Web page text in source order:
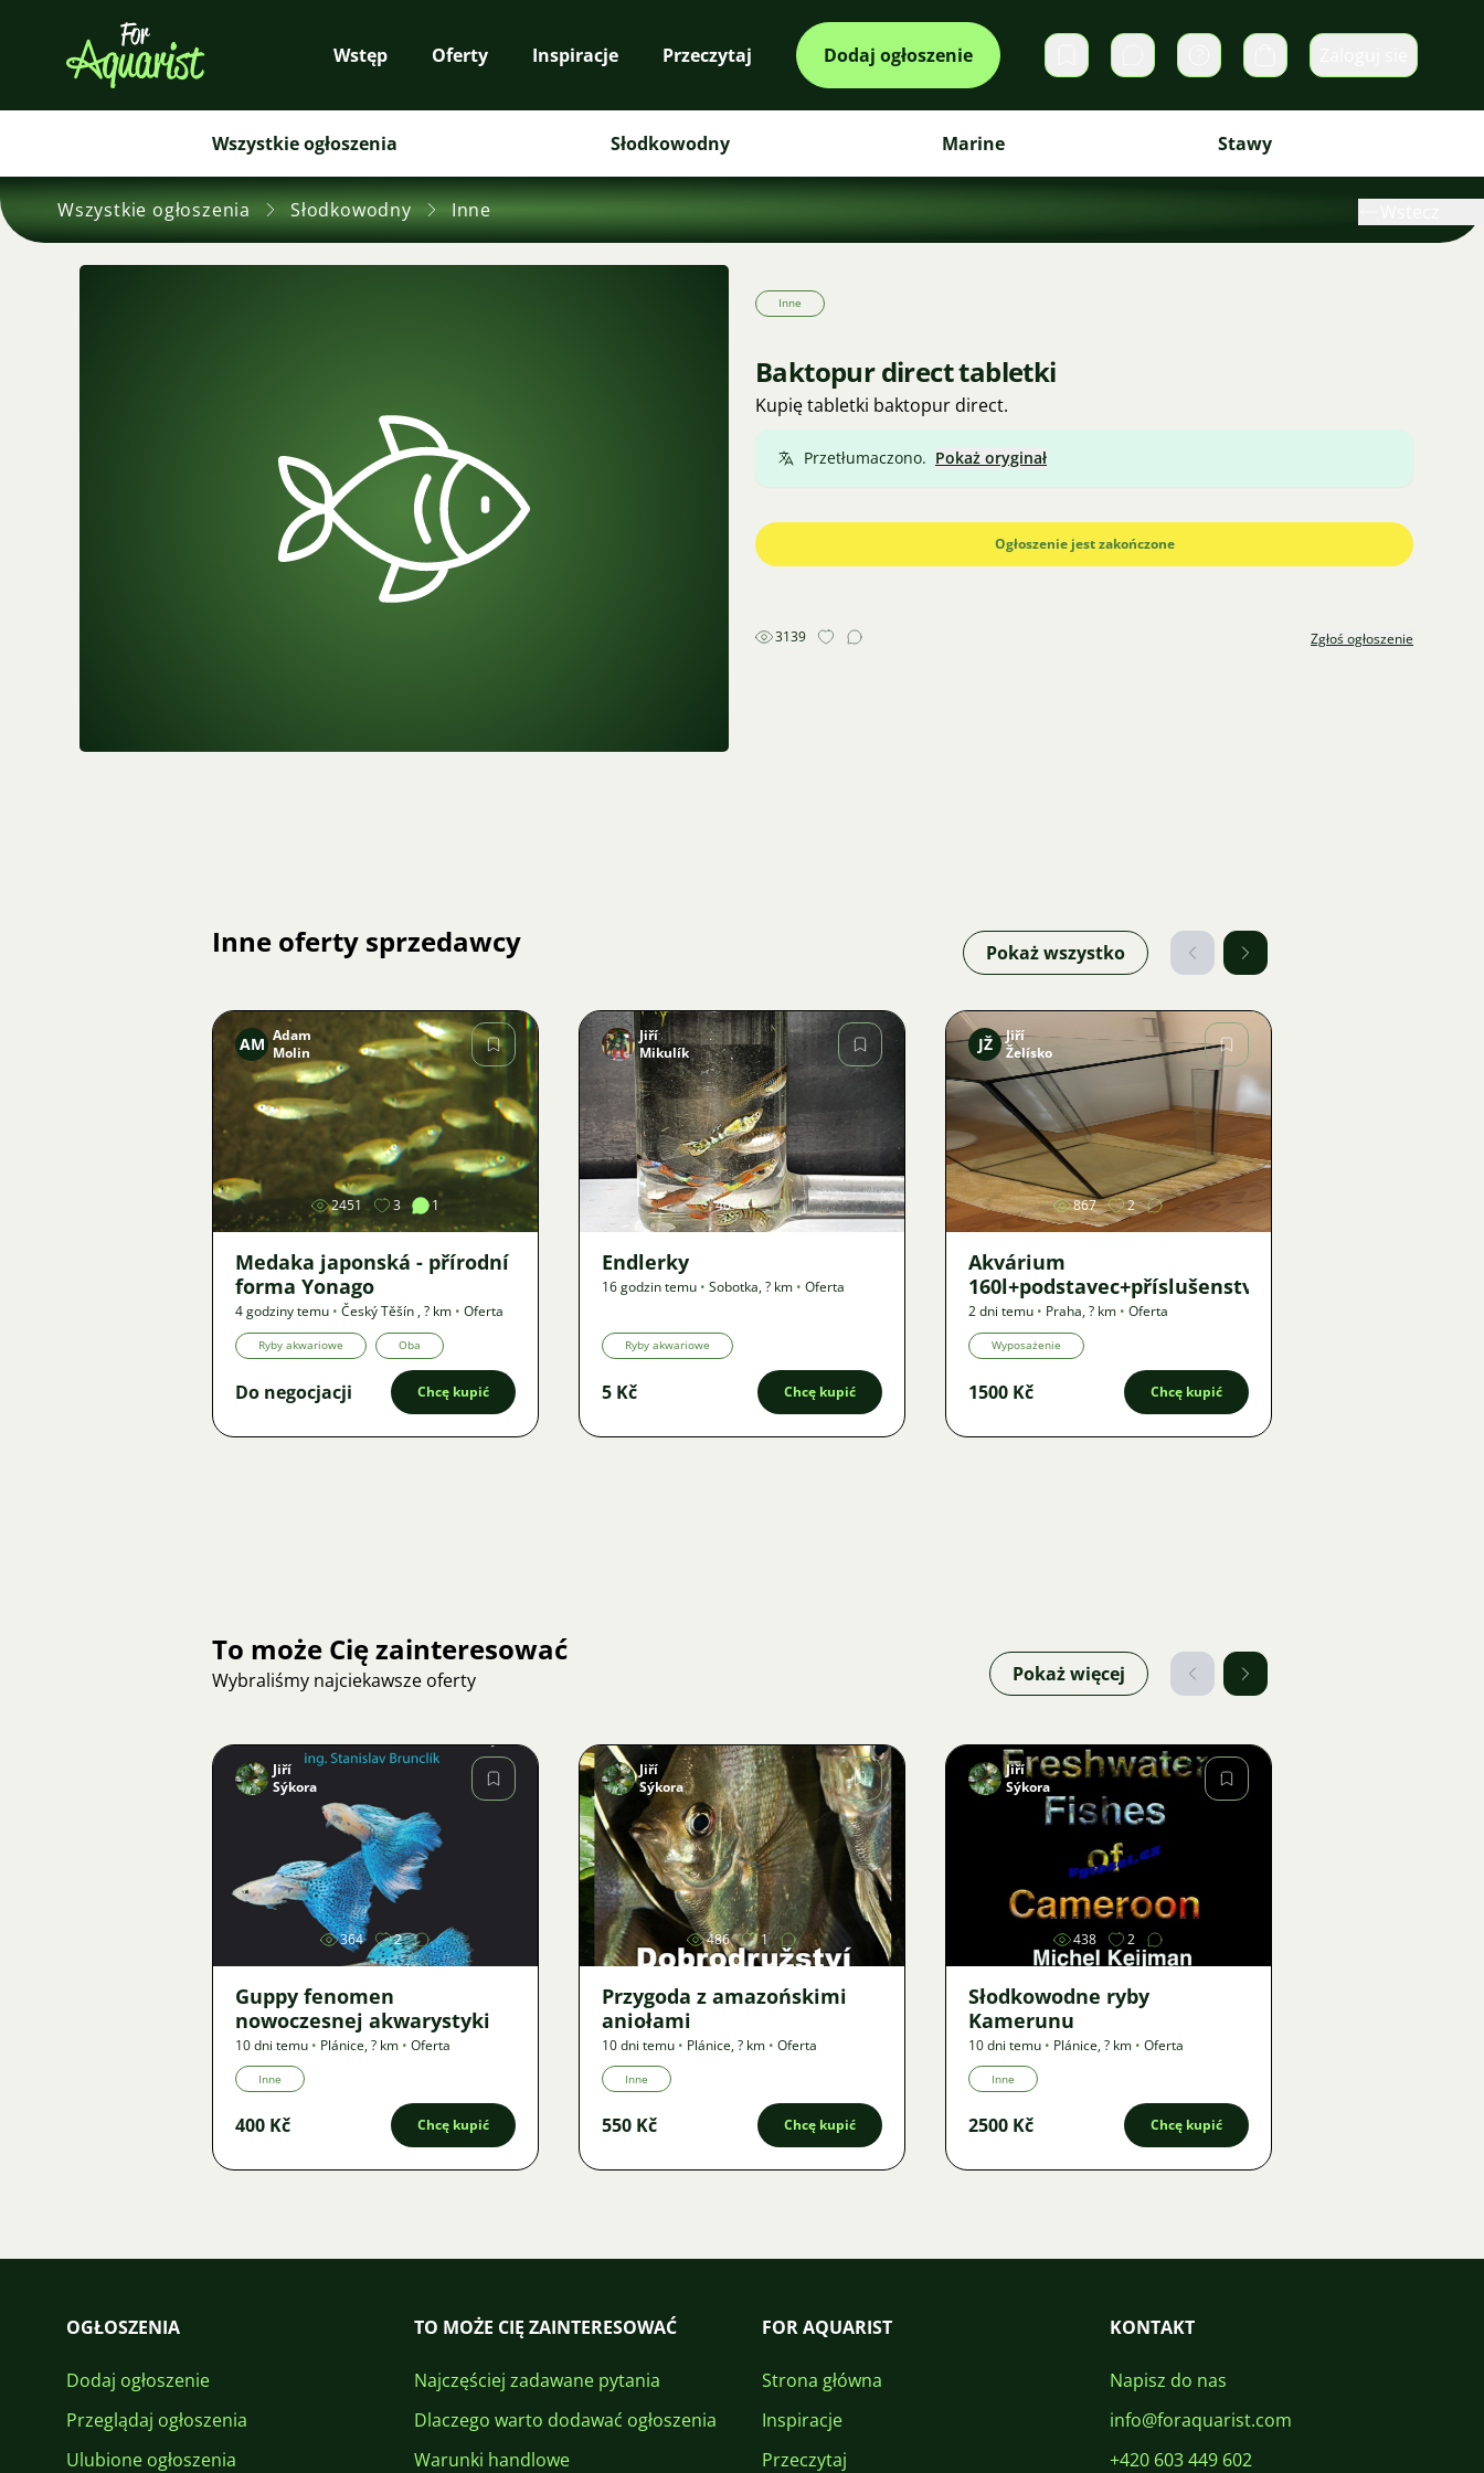
Wstęp Oferty Inspiracje Przeczytaj Dodaj ogłoszenie Prywatne wiadomości
Koszyk
Wszystkie ogłoszenia Słodkowodny Marine Stawy
Wszystkie ogłoszenia Słodkowodny Inne
Inne
Baktopur direct tabletki
Kupię tabletki baktopur direct.
Przetłumaczono. Pokaż oryginał
Ogłoszenie jest zakończone
3139 Zgłoś ogłoszenie
Inne oferty sprzedawcy Pokaż wszystko
Zdjęcie
AM Adam
Molin
2451 3 1
Medaka japonská - přírodní
forma Yonago
4 godziny temu • Český Těšín ,? km • Oferta
Ryby akwariowe Oba
Do negocjacji Chcę kupić
Zdjęcie
Jiří
Mikulík
40
Endlerky
16 godzin temu • Sobotka,? km • Oferta
Ryby akwariowe
5 Kč Chcę kupić
Zdjęcie
JŽ
Jiří
Želísko
867 2
Akvárium
160l+podstavec+příslušenství
2 dni temu • Praha,? km • Oferta
Wyposażenie
1500 Kč Chcę kupić
To może Cię zainteresować
Wybraliśmy najciekawsze oferty Pokaż więcej
Zdjęcie
Jiří
Sýkora
364 2
Guppy fenomen
nowoczesnej akwarystyki
10 dni temu • Plánice,? km • Oferta
Inne
400 Kč Chcę kupić
Zdjęcie
Jiří
Sýkora
486 1
Przygoda z amazońskimi
aniołami
10 dni temu • Plánice,? km • Oferta
Inne
550 Kč Chcę kupić
Zdjęcie
Jiří
Sýkora
438 2
Słodkowodne ryby
Kamerunu
10 dni temu • Plánice,? km • Oferta
Inne
2500 Kč Chcę kupić
OGŁOSZENIA
Dodaj ogłoszenie
Przeglądaj ogłoszenia
Ulubione ogłoszenia
TO MOŻE CIĘ ZAINTERESOWAĆ
Najczęściej zadawane pytania
Dlaczego warto dodawać ogłoszenia
Warunki handlowe
FOR AQUARIST
Strona główna
Inspiracje
Przeczytaj
KONTAKT
Napisz do nas
info@foraquarist.com
+420 603 449 602